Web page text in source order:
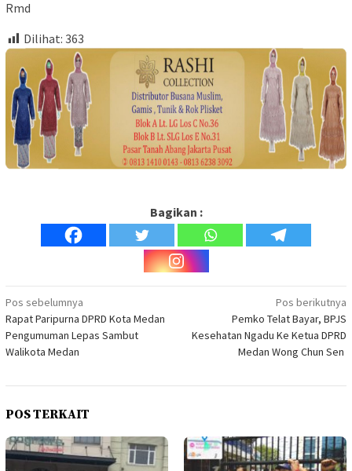
Rmd
Dilihat: 363
Bagikan :
Navigasi
pos
Pos sebelumnya
Rapat Paripurna DPRD Kota Medan
Pengumuman Lepas Sambut
Walikota Medan
Pos berikutnya
Pemko Telat Bayar, BPJS
Kesehatan Ngadu Ke Ketua DPRD
Medan Wong Chun Sen
POS TERKAIT